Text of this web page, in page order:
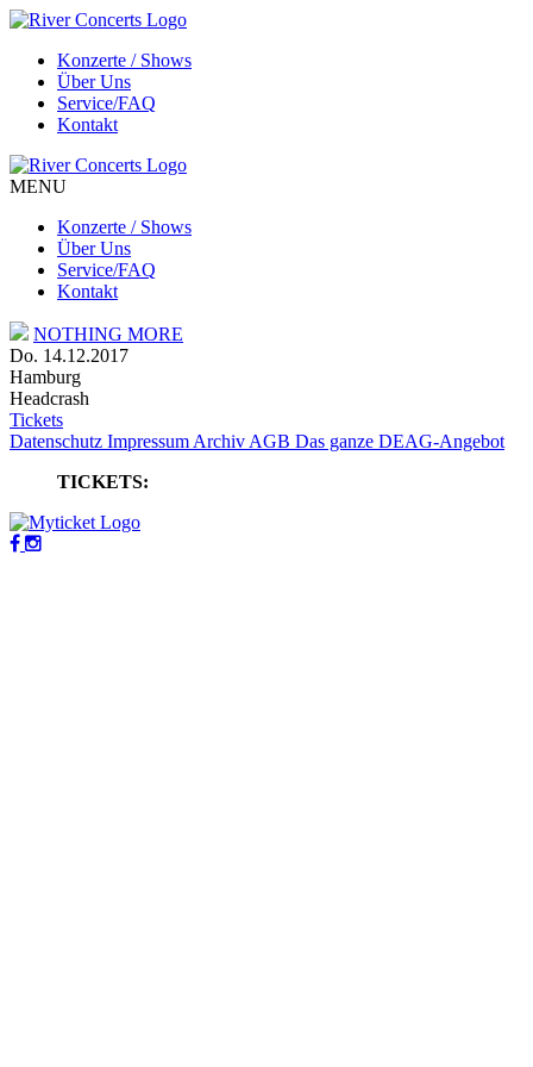
Konzerte / Shows
Über Uns
Service/FAQ
Kontakt
MENU
Konzerte / Shows
Über Uns
Service/FAQ
Kontakt
NOTHING MORE
Do. 14.12.2017
Hamburg
Headcrash
Tickets
Datenschutz Impressum Archiv AGB Das ganze DEAG-Angebot
TICKETS: